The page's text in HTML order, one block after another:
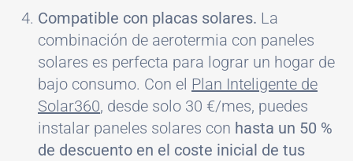
Compatible con placas solares. La
combinación de aerotermia con paneles
solares es perfecta para lograr un hogar de
bajo consumo. Con el Plan Inteligente de
Solar360, desde solo 30 €/mes, puedes
instalar paneles solares con hasta un 50 %
de descuento en el coste inicial de tus